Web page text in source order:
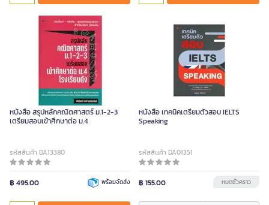
หนังสือ สรุปหลักคณิตศาสตร์ ม.1-2-3
เตรียมสอบเข้าศึกษาต่อ ม.4
รหัสสินค้า DA13380
฿ 495.00 พร้อมจัดส่ง
หนังสือ เทคนิคเตรียมตัวสอบ IELTS
Speaking
รหัสสินค้า DA01351
฿ 155.00 หมดชั่วคราว